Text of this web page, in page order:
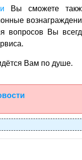
Вы сможете
вопросов Вы
Вам по душе.